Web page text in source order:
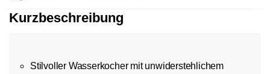
Kurzbeschreibung
Stilvoller Wasserkocher mit unwiderstehlichem